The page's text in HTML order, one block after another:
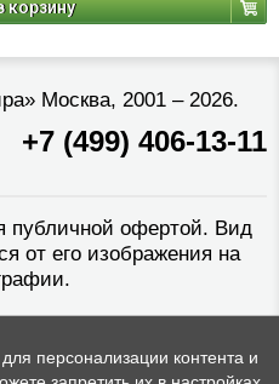
корзину
Москва, 2001 – 2026.
+7 (499) 406-13-11
публичной офертой. Вид
от его изображения на
персонализации контента и